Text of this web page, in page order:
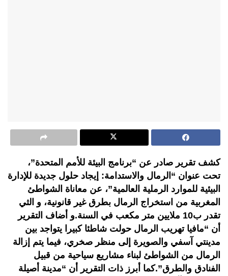
كشف تقرير صادر عن “برنامج البيئة للأمم المتحدة”،
تحت عنوان “الرمال والاستدامة: إيجاد حلول جديدة للإدارة
البيئية للموارد الرملية العالمية”، عن معاناة الشواطئ
المغربية من استخراج الرمال بطرق غير قانونية، و الثي
تقدر ب10 ملايين متر مكعب في السنة.و أضاف التقرير
أن “مافيا تهريب الرمال حولت شاطئا كبيرا يتواجد بين
مدينتي آسفي والصويرة إلى منظر صخري، فيما يتم إزالة
الرمال من الشواطئ لبناء مشاريع سياحية من قبيل
الفنادق والطرق”.كما أبرز ذات التقرير أن “مدينة أصيلة